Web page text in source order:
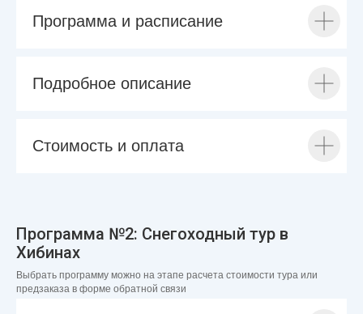
Программа и расписание
Подробное описание
Стоимость и оплата
Программа №2: Снегоходный тур в
Хибинах
Выбрать программу можно на этапе расчета стоимости тура или
предзаказа в форме обратной связи